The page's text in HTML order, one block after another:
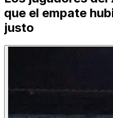
que el empate
justo